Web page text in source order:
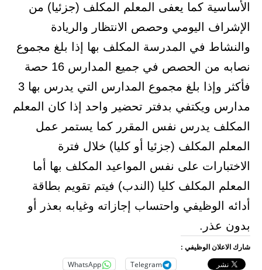
الأساسية كما يعفى المعلم المكلف (جزئيا) من
الإشراف اليومي وحصص الانتظار والريادة
والنشاط في المدرسة المكلف بها إذا بلغ مجموع
نصابه من الحصص في جميع المدارس 16 حصة
فأكثر وإذا بلغ مجموع المدارس التي يدرس بها 3
مدارس ويكتفي بدفتر تحضير واحد إذا كان المعلم
المكلف يدرس نفس المقرر كما يستمر عمل
المعلم المكلف (جزئيا أو كليا) خلال فترة
الاختبارات على نفس المواعيد المكلف بها أما
المعلم المكلف كليا (الندب) فيتم تقويم بطاقة
أدائه الوظيفي واحتساب إجازاته وغيابه بعذر أو
بدون عذر.
شارك الاعلان الوظيفي :
Telegram
WhatsApp